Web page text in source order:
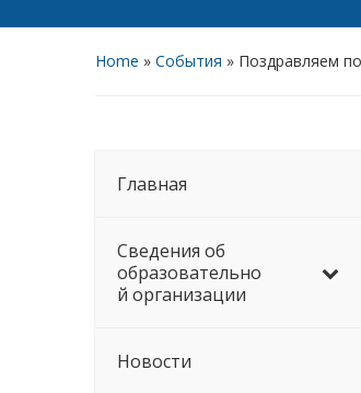
Home » События » Поздравляем
Главная
Сведения об
образовательно
й организации
Новости